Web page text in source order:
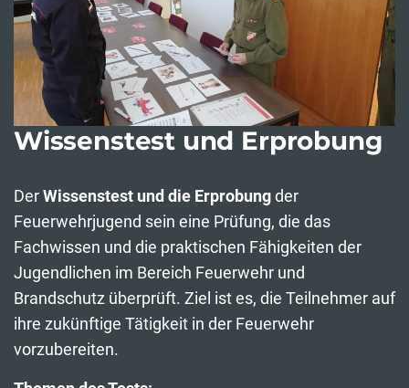
Wissenstest und Erprobung
DerWissenstest und die Erprobungder
Feuerwehrjugend sein eine Prüfung, die das
Fachwissen und die praktischen Fähigkeiten der
Jugendlichen im Bereich Feuerwehr und
Brandschutz überprüft. Ziel ist es, die Teilnehmer auf
ihre zukünftige Tätigkeit in der Feuerwehr
vorzubereiten.